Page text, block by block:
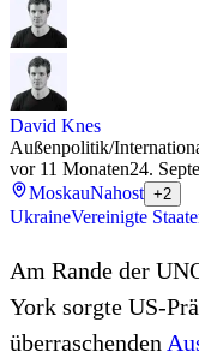
David Knes
Außenpolitik/
vor 11 Monaten24.
MoskauNahost +2
UkraineVereinigte
Am Rande der
York sorgte US-
überraschenden